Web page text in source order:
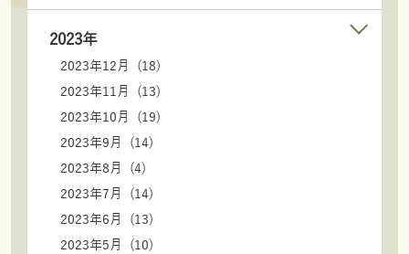
2023年
2023年12月 (18)
2023年11月 (13)
2023年10月 (19)
2023年9月 (14)
2023年8月 (4)
2023年7月 (14)
2023年6月 (13)
2023年5月 (10)